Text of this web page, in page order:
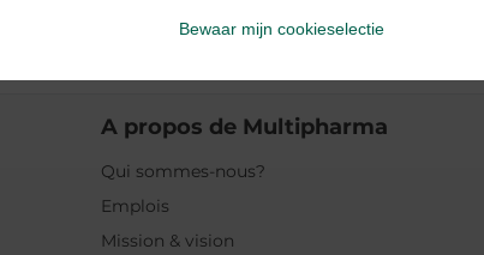
Ingrédients
A propos de Multipharma
Qui sommes-nous?
Emplois
Mission & vision
Bewaar mijn cookieselectie